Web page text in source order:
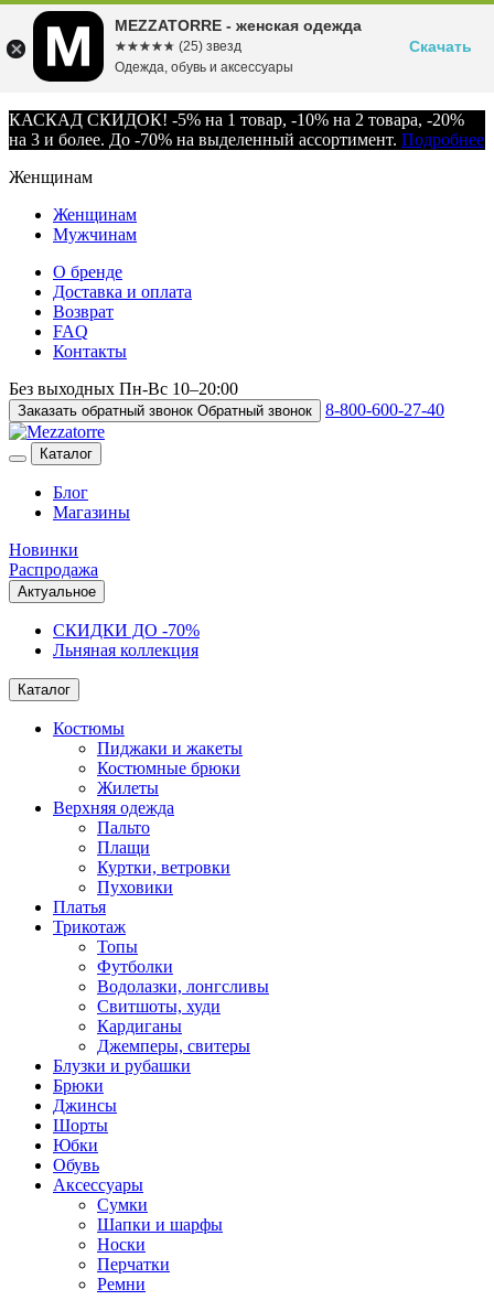
КАСКАД СКИДОК! -5% на 1 товар, -10% на 2 товара, -20%
на 3 и более. До -70% на выделенный ассортимент. Подробнее
Женщинам
Женщинам
Мужчинам
О бренде
Доставка и оплата
Возврат
FAQ
Контакты
Без выходных Пн-Вс 10–20:00
Заказать обратный звонок Обратный звонок 8-800-600-27-40
Каталог
Блог
Магазины
Новинки
Распродажа
Актуальное
СКИДКИ ДО -70%
Льняная коллекция
Каталог
Костюмы
Пиджаки и жакеты
Костюмные брюки
Жилеты
Верхняя одежда
Пальто
Плащи
Куртки, ветровки
Пуховики
Платья
Трикотаж
Топы
Футболки
Водолазки, лонгсливы
Свитшоты, худи
Кардиганы
Джемперы, свитеры
Блузки и рубашки
Брюки
Джинсы
Шорты
Юбки
Обувь
Аксессуары
Сумки
Шапки и шарфы
Носки
Перчатки
Ремни
MEZZATORRE - женская одежда
☆☆☆☆☆
★★★★★ (25) звезд
Одежда, обувь и аксессуары
Скачать